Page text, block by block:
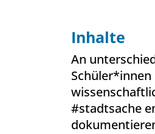
Inhalte
An
#stadtsache